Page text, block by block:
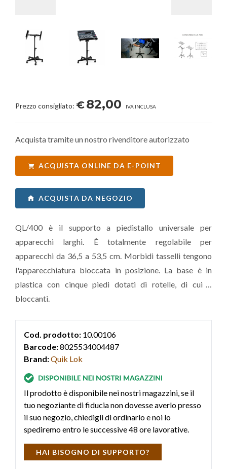
Prezzo consigliato: €82,00 IVA INCLUSA
Acquista tramite un nostro rivenditore autorizzato
ACQUISTA ONLINE DA E-POINT
ACQUISTA DA NEGOZIO
QL/400 è il supporto a piedistallo universale per
apparecchi larghi. È totalmente regolabile per
apparecchi da 36,5 a 53,5 cm. Morbidi tasselli tengono
l'apparecchiatura bloccata in posizione. La base è in
plastica con cinque piedi dotati di rotelle, di cui 3
bloccanti.
Cod. prodotto: 10.00106
Barcode:8025534004487
Brand:Quik Lok
Il prodotto è disponibile nei nostri magazzini, se il
tuo negoziante di fiducia non dovesse averlo presso
il suo negozio, chiedigli di ordinarlo e noi lo
spediremo entro le successive 48 ore lavorative.
HAI BISOGNO DI SUPPORTO?